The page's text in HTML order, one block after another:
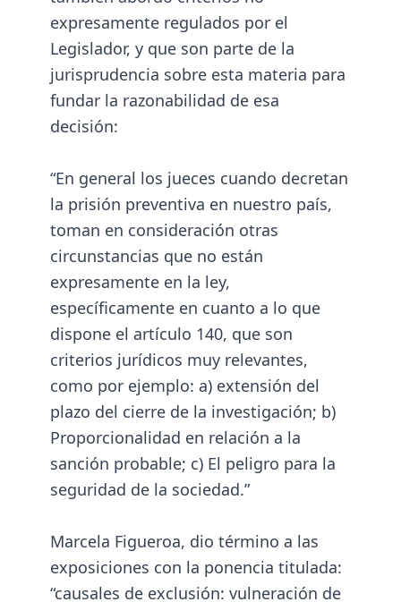
expresamente regulados por el
Legislador, y que son parte de la
jurisprudencia sobre esta materia para
fundar la razonabilidad de esa
decisión:
“En general los jueces cuando decretan
la prisión preventiva en nuestro país,
toman en consideración otras
circunstancias que no están
expresamente en la ley,
específicamente en cuanto a lo que
dispone el artículo 140, que son
criterios jurídicos muy relevantes,
como por ejemplo: a) extensión del
plazo del cierre de la investigación; b)
Proporcionalidad en relación a la
sanción probable; c) El peligro para la
seguridad de la sociedad.”
Marcela Figueroa, dio término a las
exposiciones con la ponencia titulada:
“causales de exclusión: vulneración de